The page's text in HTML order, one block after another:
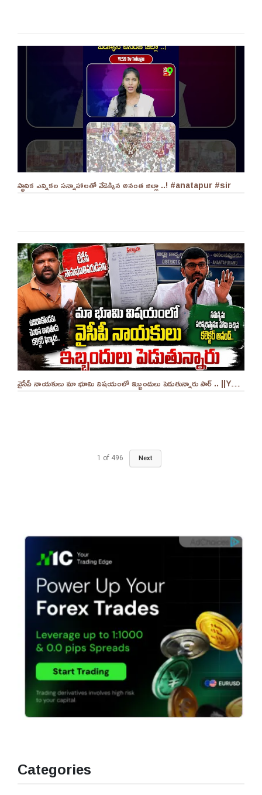
స్థానిక ఎన్నికల సన్నాహాలతో వేడెక్కిన అనంత జిల్లా ..! #anatapur #sir
వైసీపీ నాయకులు మా భూమి విషయంలో ఇబ్బందులు పెడుతున్నారు సార్ .. ||YES 9TV
1 of 496 Next
Categories